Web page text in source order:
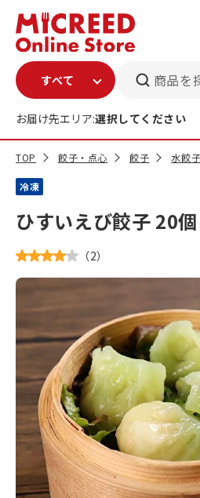
商品を
お届け先エリア:選択してください
TOP 餃子・点心 餃子 水餃
冷凍
ひすいえび餃子 20個
（2）